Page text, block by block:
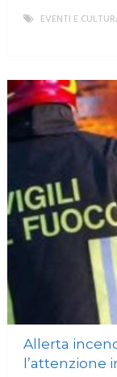
EVENTI E
Allerta
l’attenzione